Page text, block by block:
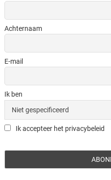
Achternaam
E-mail
Ik ben
Ik accepteer het privacybeleid